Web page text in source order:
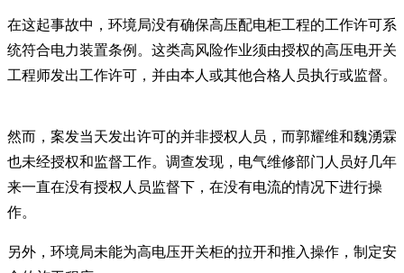
在这起事故中，环境局没有确保高压配电柜工程的工作许可系
统符合电力装置条例。这类高风险作业须由授权的高压电开关
工程师发出工作许可，并由本人或其他合格人员执行或监督。
然而，案发当天发出许可的并非授权人员，而郭耀维和魏湧霖
也未经授权和监督工作。调查发现，电气维修部门人员好几年
来一直在没有授权人员监督下，在没有电流的情况下进行操
作。
另外，环境局未能为高电压开关柜的拉开和推入操作，制定安